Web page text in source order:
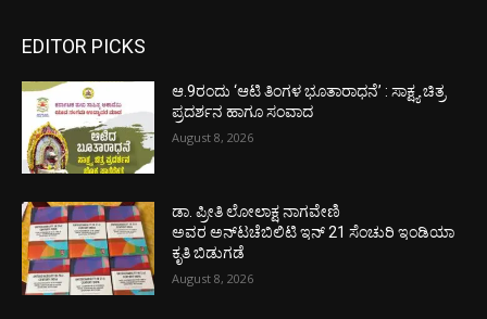
EDITOR PICKS
ಆ.9ರಂದು ‘ಆಟಿ ತಿಂಗಳ ಭೂತಾರಾಧನೆ’ : ಸಾಕ್ಷ್ಯ ಚಿತ್ರ
ಪ್ರದರ್ಶನ ಹಾಗೂ ಸಂವಾದ
August 8, 2026
ಡಾ. ಪ್ರೀತಿ ಲೋಲಾಕ್ಷ ನಾಗವೇಣಿ
ಅವರ ಅನ್‌ಟಚೆಬಿಲಿಟಿ ಇನ್ 21 ಸೆಂಚುರಿ ಇಂಡಿಯಾ
ಕೃತಿ ಬಿಡುಗಡೆ
August 8, 2026